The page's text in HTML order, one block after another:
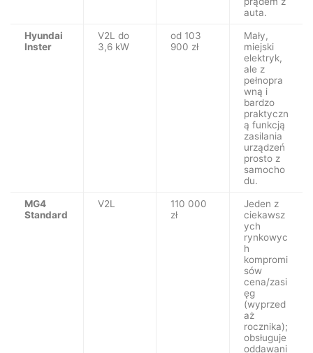
auta.
Hyundai
Inster
V2L do
3,6 kW
od 103
900 zł
Mały,
miejski
elektryk,
ale z
pełnopra
wną i
bardzo
praktyczn
ą funkcją
zasilania
urządzeń
prosto z
samocho
du.
MG4
Standard
V2L
110 000
zł
Jeden z
ciekawsz
ych
rynkowyc
h
kompromi
sów
cena/zasi
ęg
(wyprzed
aż
rocznika);
obsługuje
oddawani